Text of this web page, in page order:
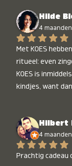
Hilde
4
Met KOES
ritueel: even
KOES is
kindjes, want
Hilbert
4
Prachtig cadeau